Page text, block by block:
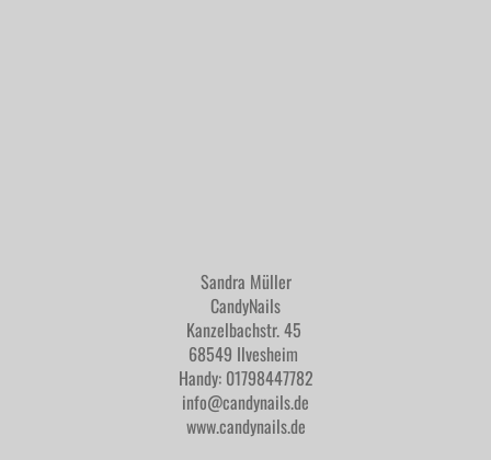
Sandra Müller
CandyNails
Kanzelbachstr. 45
68549 Ilvesheim
Handy: 01798447782
info@candynails.de
www.candynails.de